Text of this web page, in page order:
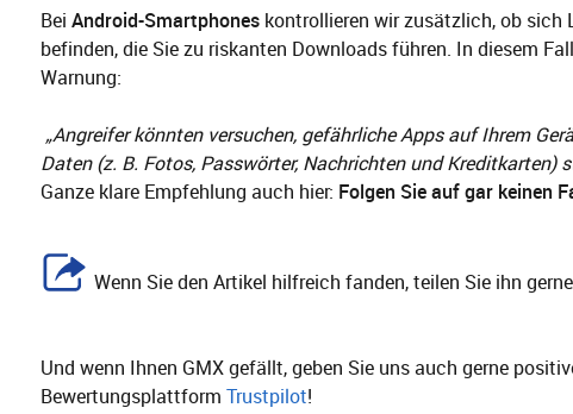
Bei Android-Smartphones kontrollieren wir zusätzlich, ob sich
befinden, die Sie zu riskanten Downloads führen. In diesem
Warnung:
„Angreifer könnten versuchen, gefährliche Apps auf Ihrem
Daten (z. B. Fotos, Passwörter, Nachrichten und Kreditkarten)
Ganze klare Empfehlung auch hier: Folgen Sie auf gar keinen
Wenn Sie den Artikel hilfreich fanden, teilen Sie ihn
Und wenn Ihnen GMX gefällt, geben Sie uns auch gerne
Bewertungsplattform Trustpilot!